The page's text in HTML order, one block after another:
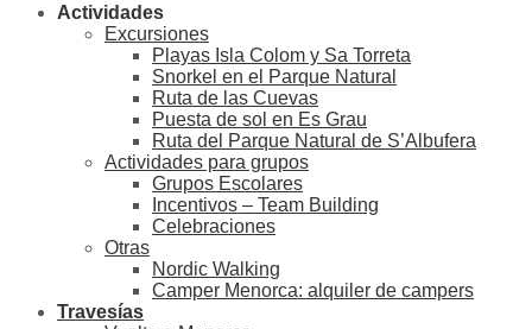
Actividades
Excursiones
Playas Isla Colom y Sa Torreta
Snorkel en el Parque Natural
Ruta de las Cuevas
Puesta de sol en Es Grau
Ruta del Parque Natural de S’Albufera
Actividades para grupos
Grupos Escolares
Incentivos – Team Building
Celebraciones
Otras
Nordic Walking
Camper Menorca: alquiler de campers
Travesías